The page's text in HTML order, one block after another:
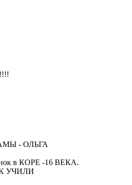
- ОЛЬГА
в КОРЕ -16 ВЕКА.
УЧИЛИ